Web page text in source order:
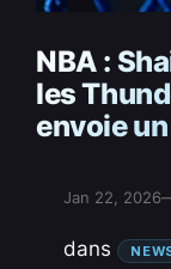
NBA :
les
envoie
Jan 22, 2026
dans